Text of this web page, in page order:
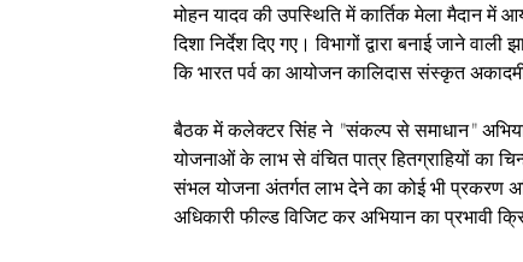
मोहन यादव की उपस्थिति में कार्तिक मेला मैदान
दिशा निर्देश दिए गए। विभागों द्वारा बनाई जाने
कि भारत पर्व का आयोजन कालिदास संस्कृत
बैठक में कलेक्टर सिंह ने "संकल्प से समाधान"
योजनाओं के लाभ से वंचित पात्र हितग्राहियों का
संभल योजना अंतर्गत लाभ देने का कोई भी प्रकरण
अधिकारी फील्ड विजिट कर अभियान का प्रभावी